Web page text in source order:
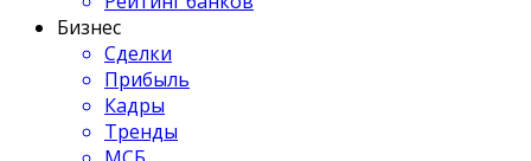
Бизнес
Сделки
Прибыль
Кадры
Тренды